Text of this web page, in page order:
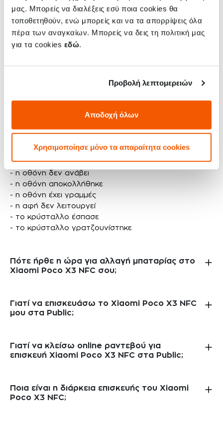
μας. Μπορείς να διαλέξεις εσύ ποια cookies θα
τοποθετηθούν, ενώ μπορείς και να τα απορρίψεις όλα
πέρα των αναγκαίων. Μπορείς να δεις τη πολιτική μας
για τα cookies εδώ.
Προβολή λεπτομερειών
Αποδοχή όλων
Χρησιμοποίησε μόνο τα απαραίτητα cookies
ταχύτητα”
Xiaomi Poco X3 NFC σου και πόσο ουσιαστικό είναι για
την καθημερινότητά σου. Γι' αυτό εγγυόμαστε ότι θα
οθόνης στο Xiaomi Poco X3 NFC σου;
αλλαγή αν συμβεί κάτι από τα παρακάτω:
- η οθόνη δεν ανάβει
- η οθόνη αποκολλήθηκε
- η οθόνη έχει γραμμές
- η αφή δεν λειτουργεί
- το κρύσταλλο έσπασε
- το κρύσταλλο γρατζουνίστηκε
Πότε ήρθε η ώρα για αλλαγή μπαταρίας στο
Xiaomi Poco X3 NFC σου;
Γιατί να επισκευάσω το Xiaomi Poco X3 NFC
μου στα Public;
Γιατί να κλείσω online ραντεβού για
επισκευή Xiaomi Poco X3 NFC στα Public;
Ποια είναι η διάρκεια επισκευής του Xiaomi
Poco X3 NFC;